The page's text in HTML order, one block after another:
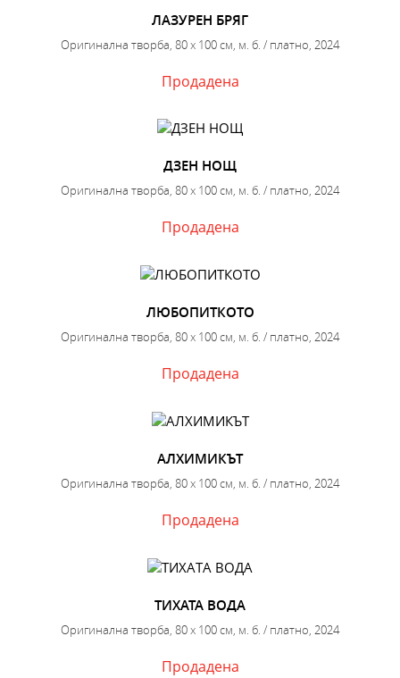
ЛАЗУРЕН БРЯГ
Оригинална творба, 80 х 100 см, м. б. / платно, 2024
Продадена
ДЗЕН НОЩ
Оригинална творба, 80 х 100 см, м. б. / платно, 2024
Продадена
ЛЮБОПИТКОТО
Оригинална творба, 80 х 100 см, м. б. / платно, 2024
Продадена
АЛХИМИКЪТ
Оригинална творба, 80 х 100 см, м. б. / платно, 2024
Продадена
ТИХАТА ВОДА
Оригинална творба, 80 х 100 см, м. б. / платно, 2024
Продадена